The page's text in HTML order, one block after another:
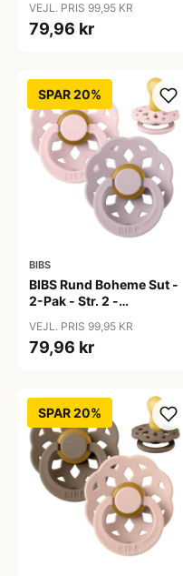
Blue/Island Sea
VEJL. PRIS 99,95 KR
79,96 kr
SPAR 20%
BIBS
BIBS Rund Boheme Sut -
2-Pak - Str. 2 -
Blossom/Dusky Lilac
VEJL. PRIS 99,95 KR
79,96 kr
SPAR 20%